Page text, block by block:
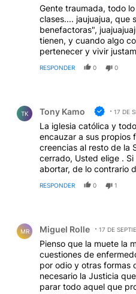
Gente traumada, todo
clases.... jaujuajua, que
benefactoras",
tienen, y cuando algo
pertenecer y vivir
RESPONDER 0 0
TK Tony Kamo 17 DE
La iglesia católica y
encauzar a sus propios
creencias al resto de la
cerrado, Usted elige .
abortar, de lo contrario
RESPONDER 0 1
MR Miguel Rolle 17 DE
Pienso que la muete la
cuestiones de
por odio y otras formas
necesario la Justicia
parar todo aquel que